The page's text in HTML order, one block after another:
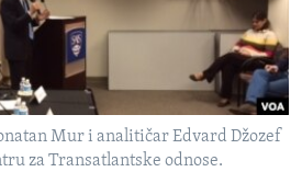
Mur i analitičar Edvard Džozef
za Transatlantske odnose.